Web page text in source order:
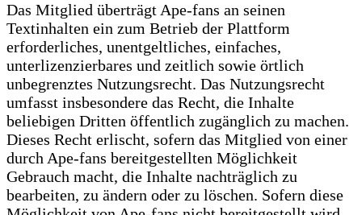
Das Mitglied überträgt Ape-fans an seinen
Textinhalten ein zum Betrieb der Plattform
erforderliches, unentgeltliches, einfaches,
unterlizenzierbares und zeitlich sowie örtlich
unbegrenztes Nutzungsrecht. Das Nutzungsrecht
umfasst insbesondere das Recht, die Inhalte
beliebigen Dritten öffentlich zugänglich zu machen.
Dieses Recht erlischt, sofern das Mitglied von einer
durch Ape-fans bereitgestellten Möglichkeit
Gebrauch macht, die Inhalte nachträglich zu
bearbeiten, zu ändern oder zu löschen. Sofern diese